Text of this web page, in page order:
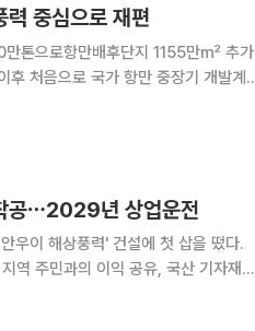
중심으로 재편
톤으로항만배후단지 1155만㎡ 추가
공⋯2029년 상업운전
우이 해상풍력' 건설에 첫 삽을 떴다.
역 주민과의 이익 공유, 국산 기자재를
착공식